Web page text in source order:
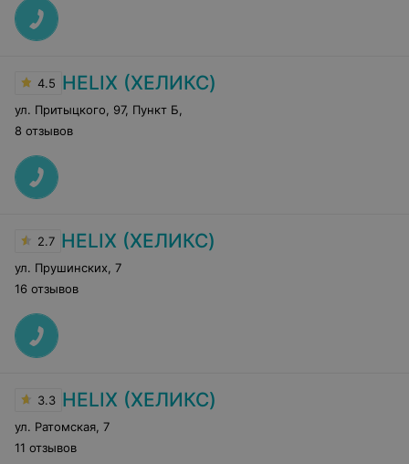
4.5 HELIX (ХЕЛИКС)
ул. Притыцкого, 97, Пункт Б
8 отзывов
2.7 HELIX (ХЕЛИКС)
ул. Прушинских, 7
16 отзывов
3.3 HELIX (ХЕЛИКС)
ул. Ратомская 7
11 отзывов